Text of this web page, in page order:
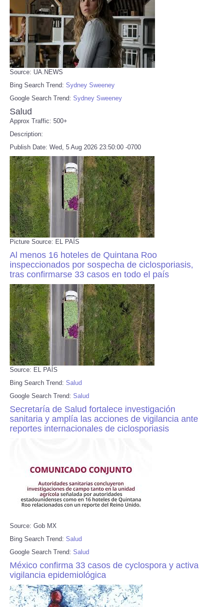
Source: UA.NEWS
Bing Search Trend: Sydney Sweeney
Google Search Trend: Sydney Sweeney
Salud
Approx Traffic: 500+
Description:
Publish Date: Wed, 5 Aug 2026 23:50:00 -0700
Picture Source: EL PAÍS
Al menos 16 hoteles de Quintana Roo
inspeccionados por sospecha de ciclosporiasis,
tras confirmarse 33 casos en todo el país
Source: EL PAÍS
Bing Search Trend: Salud
Google Search Trend: Salud
Secretaría de Salud fortalece investigación
sanitaria y amplía las acciones de vigilancia ante
reportes internacionales de ciclosporiasis
Source: Gob MX
Bing Search Trend: Salud
Google Search Trend: Salud
México confirma 33 casos de cyclospora y activa
vigilancia epidemiológica